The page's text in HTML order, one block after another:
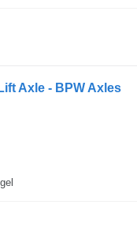
Axle - BPW Axles